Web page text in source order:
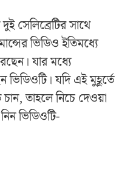
সেলিব্রেটির সাথে
ভিডিও ইতিমধ্যে
যার মধ্যে
যদি এই মুহূর্তে
তাহলে নিচে দেওয়া
ভিডিওটি-